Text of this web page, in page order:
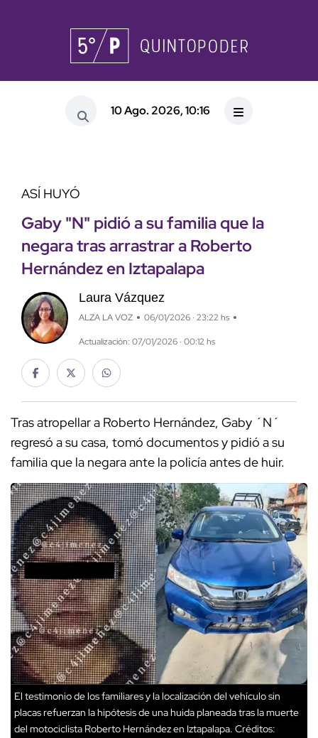
10 Ago. 2026, 10:16
ASÍ HUYÓ
Gaby "N" pidió a su familia que la
negara tras arrastrar a Roberto
Hernández en Iztapalapa
Laura Vázquez
ALZA LA VOZ 06/01/2026 · 23:22 hs
Actualización: 07/01/2026 · 00:12 hs
Tras atropellar a Roberto Hernández, Gaby ´N´
regresó a su casa, tomó documentos y pidió a su
familia que la negara ante la policía antes de huir.
El testimonio de los familiares y la localización del vehículo sin
placas refuerzan la hipótesis de una huida planeada tras la muerte
del motociclista Roberto Hernández en Iztapalapa. Créditos: